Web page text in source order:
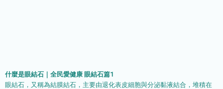
什麼是眼結石｜全民愛健康 眼結石篇1
眼結石，又稱為結膜結石，主要由退化表皮細胞與分泌黏液結合，堆積在